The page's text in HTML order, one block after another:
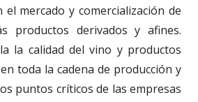
mercado y comercialización de
productos derivados y afines.
la calidad del vino y productos
toda la cadena de producción y
puntos críticos de las empresas